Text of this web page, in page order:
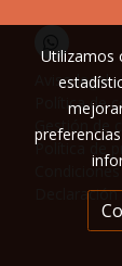
Aviso legal
Política de
Gestión de
Política de
Utilizamos